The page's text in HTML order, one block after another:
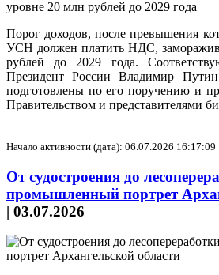
Порог доходов, после превышения
УСН должен платить НДС,
рублей до 2029 года.
Президент России Владимир
подготовлены по его поручению и
Правительством и представителями
Начало активности (дата): 06.07.2026 16:17:09
От судостроения до
промышленный портрет
| 03.07.2026